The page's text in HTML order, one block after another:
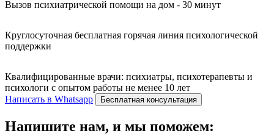
Вызов психиатрической помощи на дом - 30 минут
Круглосуточная бесплатная горячая линия психологической
поддержки
Квалифицированные врачи: психиатры, психотерапевты и
психологи с опытом работы не менее 10 лет
Написать в Whatsapp
Бесплатная консультация
Напишите нам, и мы поможем: